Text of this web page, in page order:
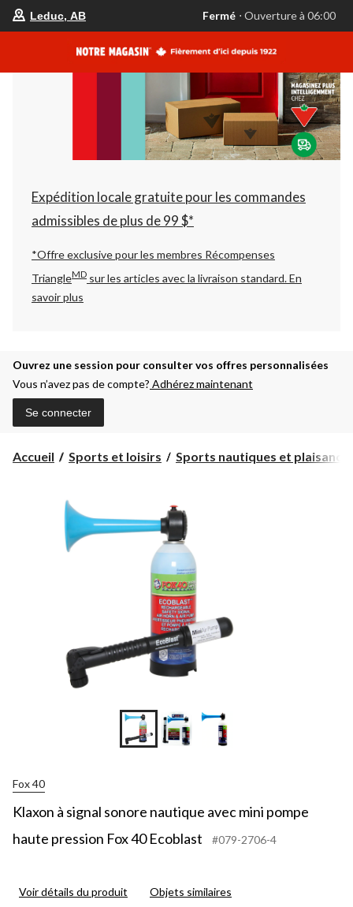
votre
est
AB,
Fermé,
Ouverture
à
06:00
changer
Leduc, AB Fermé ⋅ Ouverture à 06:00
Expédition locale gratuite pour les commandes
admissibles de plus de 99 $*
*Offre exclusive pour les membres Récompenses
TriangleMD sur les articles avec la livraison standard.En
savoir plus
Ouvrez une session pour consulter vos offres personnalisées
Vous n’avez pas de compte? Adhérez maintenant
Se connecter
Accueil Sports et loisirs Sports nautiques et plaisanc...
Fox 40
Klaxon à signal sonore nautique avec mini pompe
haute pression Fox 40 Ecoblast
#079-2706-4
Voir détails du produit Objets similaires